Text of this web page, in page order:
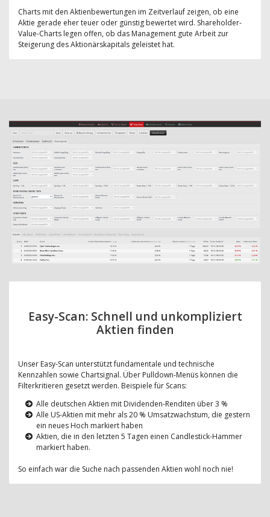
Charts mit den Aktienbewertungen im Zeitverlauf zeigen, ob eine
Aktie gerade eher teuer oder günstig bewertet wird. Shareholder-
Value-Charts legen offen, ob das Management gute Arbeit zur
Steigerung des Aktionärskapitals geleistet hat.
Easy-Scan: Schnell und unkompliziert
Aktien finden
Unser Easy-Scan unterstützt fundamentale und technische
Kennzahlen sowie Chartsignal. Über Pulldown-Menüs können die
Filterkritieren gesetzt werden. Beispiele für Scans:
Alle deutschen Aktien mit Dividenden-Renditen über 3 %
Alle US-Aktien mit mehr als 20 % Umsatzwachstum, die gestern
ein neues Hoch markiert haben
Aktien, die in den letzten 5 Tagen einen Candlestick-Hammer
markiert haben.
So einfach war die Suche nach passenden Aktien wohl noch nie!